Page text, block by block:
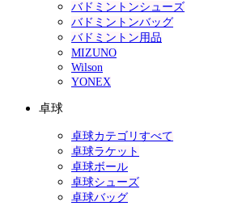
バドミントンシューズ
バドミントンバッグ
バドミントン用品
MIZUNO
Wilson
YONEX
卓球
卓球カテゴリすべて
卓球ラケット
卓球ボール
卓球シューズ
卓球バッグ